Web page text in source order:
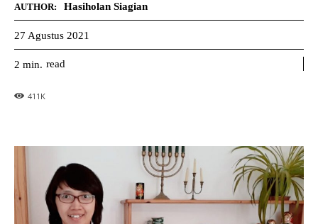
AUTHOR: Hasiholan Siagian
27 Agustus 2021
2 min. read
411 K